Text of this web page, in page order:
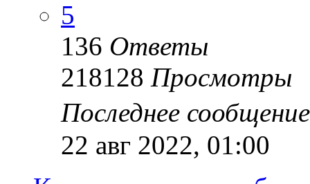
5
136 Ответы
218128 Просмотры
Последнее
22 авг 2022, 01:00